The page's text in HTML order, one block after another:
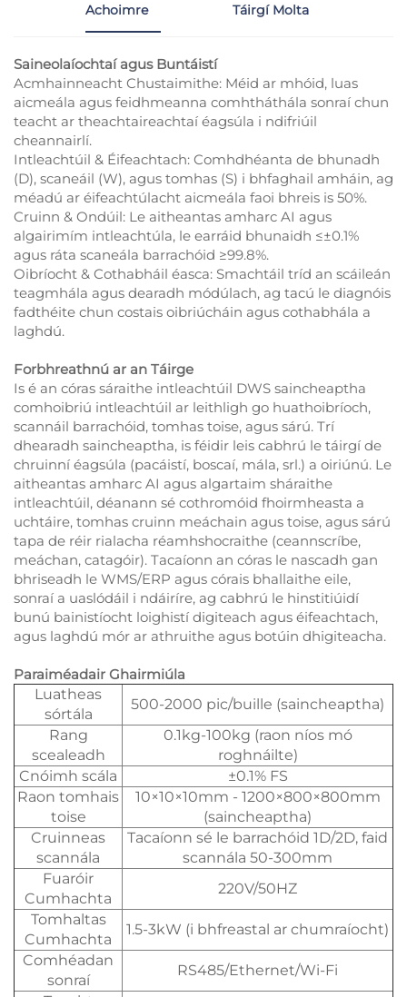
Achoimre Táirgí Molta
Saineolaíochtaí agus Buntáistí
Acmhainneacht Chustaimithe: Méid ar mhóid, luas
aicmeála agus feidhmeanna comhtháthála sonraí chun
teacht ar theachtaireachtaí éagsúla i ndifriúil
cheannairlí.
Intleachtúil & Éifeachtach: Comhdhéanta de bhunadh
(D), scaneáil (W), agus tomhas (S) i bhfaghail amháin, ag
méadú ar éifeachtúlacht aicmeála faoi bhreis is 50%.
Cruinn & Ondúil: Le aitheantas amharc AI agus
algairimím intleachtúla, le earráid bhunaidh ≤±0.1%
agus ráta scaneála barrachóid ≥99.8%.
Oibríocht & Cothabháil éasca: Smachtáil tríd an scáileán
teagmhála agus dearadh módúlach, ag tacú le diagnóis
fadthéite chun costais oibriúcháin agus cothabhála a
laghdú.
Forbhreathnú ar an Táirge
Is é an córas sáraithe intleachtúil DWS saincheaptha
comhoibriú intleachtúil ar leithligh go huathoibríoch,
scannáil barrachóid, tomhas toise, agus sárú. Trí
dhearadh saincheaptha, is féidir leis cabhrú le táirgí de
chruinní éagsúla (pacáistí, boscaí, mála, srl.) a oiriúnú. Le
aitheantas amharc AI agus algartaim sháraithe
intleachtúil, déanann sé cothromóid fhoirmheasta a
uchtáire, tomhas cruinn meáchain agus toise, agus sárú
tapa de réir rialacha réamhshocraithe (ceannscríbe,
meáchan, catagóir). Tacaíonn an córas le nascadh gan
bhriseadh le WMS/ERP agus córais bhallaithe eile,
sonraí a uaslódáil i ndáiríre, ag cabhrú le hinstitiúidí
bunú bainistíocht loighistí digiteach agus éifeachtach,
agus laghdú mór ar athruithe agus botúin dhigiteacha.
Paraiméadair Ghairmiúla
Luatheas
sórtála
500-2000 pic/buille (saincheaptha)
Rang
scealeadh
0.1kg-100kg (raon níos mó
roghnáilte)
Cnóimh scála
±0.1% FS
Raon tomhais
toise
10×10×10mm - 1200×800×800mm
(saincheaptha)
Cruinneas
scannála
Tacaíonn sé le barrachóid 1D/2D, faid
scannála 50-300mm
Fuaróir
Cumhachta
220V/50HZ
Tomhaltas
Cumhachta
1.5-3kW (i bhfreastal ar chumraíocht)
Comhéadan
sonraí
RS485/Ethernet/Wi-Fi